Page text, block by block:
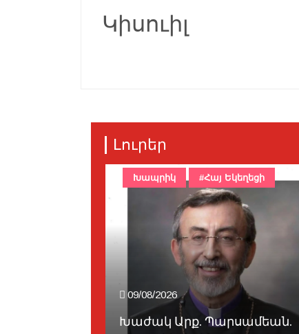
Կիսուիլ
Լուրեր
09/08/2026
Խաժակ Արք. Պարսամեան.
Խապրիկ #Հայ Եկեղեցի